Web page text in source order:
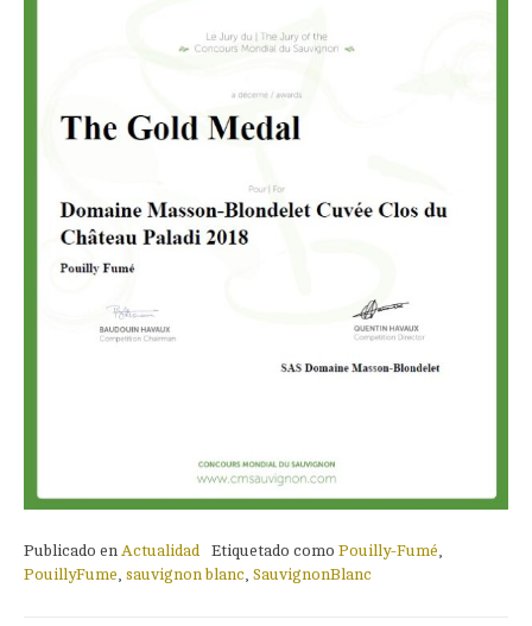
Publicado en Actualidad Etiquetado como Pouilly-Fumé
PouillyFume sauvignon blanc SauvignonBlanc